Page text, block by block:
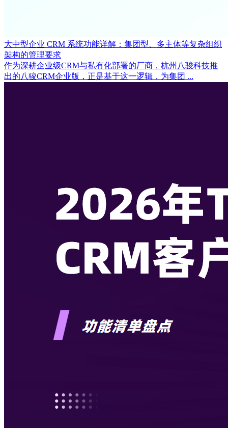
大中型企业 CRM 系统功能详解：集团型、多主体等复杂组织
架构的管理要求
作为深耕企业级CRM与私有化部署的厂商，杭州八骏科技推
出的八骏CRM企业版，正是基于这一逻辑，为集团 ...